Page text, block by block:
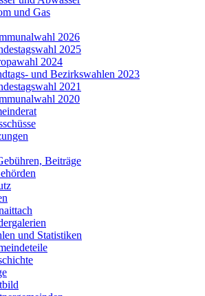
und Gas
2026
2025
2024
und Bezirkswahlen 2023
2021
2020
Beiträge
und Statistiken